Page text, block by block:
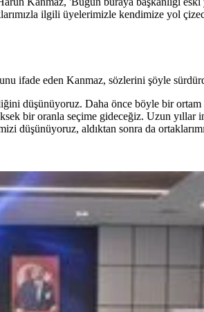
ilgili üyelerimizle kendimize yol
ifade eden Kanmaz, sözlerini şöyle
düşünüyoruz. Daha önce böyle bir
bir oranla seçime gideceğiz. Uzun yıllar
düşünüyoruz, aldıktan sonra da